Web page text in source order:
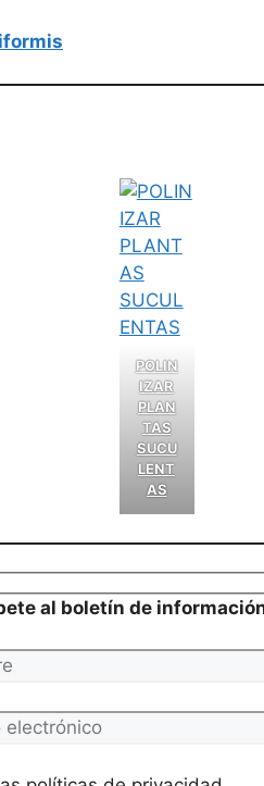
POLIN
IZAR
PLAN
TAS
SUCU
LENT
AS
al boletín de